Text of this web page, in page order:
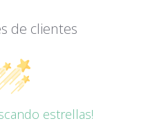
de clientes
estrellas!